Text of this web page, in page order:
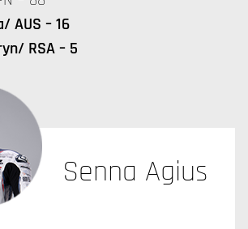
AUS – 16
RSA – 5
Senna Agius